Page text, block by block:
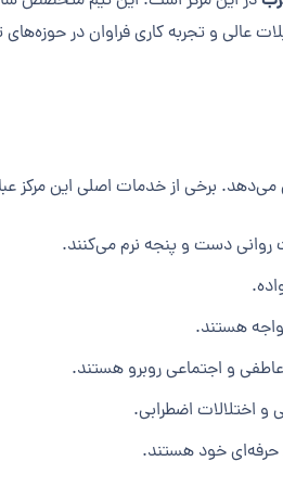
عالی و تجربه کاری فراوان در
برخی از خدمات اصلی این مرکز
روانی دست و پنجه نرم می‌کنند.
هستند.
و اجتماعی روبرو هستند.
اختلالات اضطرابی.
حرفه‌ای خود هستند.